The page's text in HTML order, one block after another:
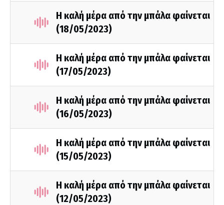
Η καλή μέρα από την μπάλα φαίνεται
(18/05/2023)
Η καλή μέρα από την μπάλα φαίνεται
(17/05/2023)
Η καλή μέρα από την μπάλα φαίνεται
(16/05/2023)
Η καλή μέρα από την μπάλα φαίνεται
(15/05/2023)
Η καλή μέρα από την μπάλα φαίνεται
(12/05/2023)